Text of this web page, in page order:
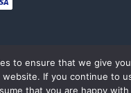
est une agence de voyages
(GNTO) avec
to ensure that we give
If you continue to
that you are happy with